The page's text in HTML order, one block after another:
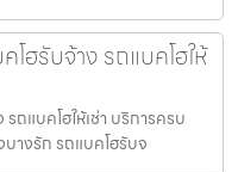
ฮรับจ้าง รถแบคโฮให้
ถแบคโฮให้เช่า บริการครบ
บางรัก รถแบคโฮรับจ